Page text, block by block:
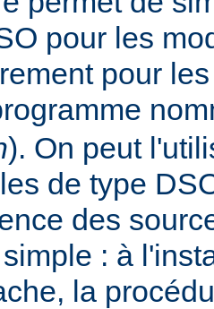
pour les
pour
). On peut
de type
des
: à
la